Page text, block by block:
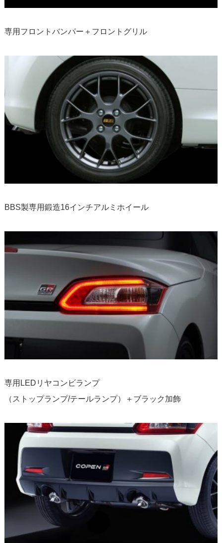
専用フロントバンパー＋フロントグリル
BBS製専用鍛造16インチアルミホイール
専用LEDリヤコンビランプ
（ストップランプ/テールランプ）＋ブラック加飾